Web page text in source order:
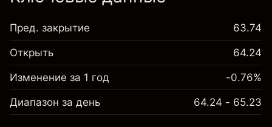
Пред. закрытие 63.74
Открыть 64.24
Изменение за 1 год -0.76%
Диапазон за день 64.24 - 65.23